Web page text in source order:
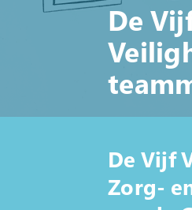
De
De Vijf
Zorg-